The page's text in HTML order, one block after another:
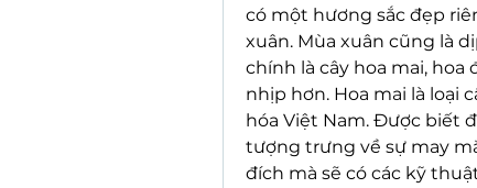
có một hương sắc đẹp
xuân. Mùa xuân cũng là
chính là cây hoa mai,
nhịp hơn. Hoa mai là loại
hóa Việt Nam. Được biết
tượng trưng về sự may
đích mà sẽ có các kỹ